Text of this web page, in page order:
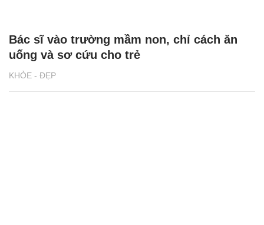
KHỎE - ĐẸP
Bác sĩ vào trường mầm non, chỉ cách ăn
uống và sơ cứu cho trẻ